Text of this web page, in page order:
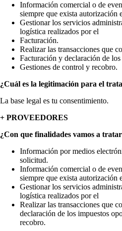
Información comercial o de
siempre que exista autorización
Gestionar los servicios
logística realizados por el
Facturación.
Realizar las transacciones que
Facturación y declaración de
Gestiones de control y recobro.
¿Cuál es la legitimación para el
La base legal es tu consentimiento.
+ PROVEEDORES
¿Con que finalidades vamos a
Información por medios
solicitud.
Información comercial o de
siempre que exista autorización
Gestionar los servicios
logística realizados por el
Realizar las transacciones que
declaración de los impuestos
recobro.